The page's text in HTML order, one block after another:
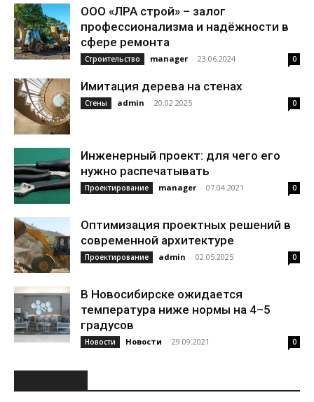
ООО «ЛРА строй» – залог
профессионализма и надёжности в
сфере ремонта
Строительство manager - 23.06.2024 0
Имитация дерева на стенах
Стены admin - 20.02.2025 0
Инженерный проект: для чего его
нужно распечатывать
Проектирование manager - 07.04.2021 0
Оптимизация проектных решений в
современной архитектуре
Проектирование admin - 02.05.2025 0
В Новосибирске ожидается
температура ниже нормы на 4–5
градусов
Новости Новости - 29.09.2021 0